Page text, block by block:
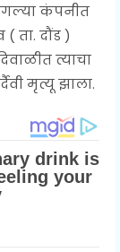
कंपनीत
ता. दौंड )
त्याचा
मृत्यू झाला.